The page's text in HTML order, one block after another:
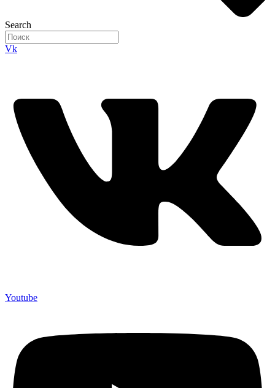
Search
Vk
Youtube